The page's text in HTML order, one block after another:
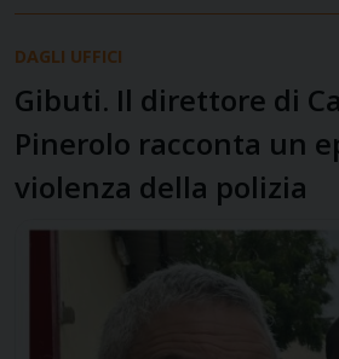
DAGLI UFFICI
Gibuti. Il direttore di
Pinerolo racconta un
violenza della polizia